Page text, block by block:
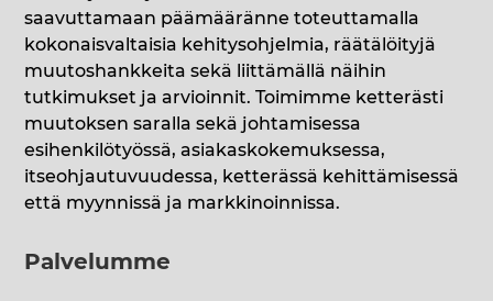
saavuttamaan päämääränne toteuttamalla
kokonaisvaltaisia kehitysohjelmia, räätälöityjä
muutoshankkeita sekä liittämällä näihin
tutkimukset ja arvioinnit. Toimimme ketterästi
muutoksen saralla sekä johtamisessa
esihenkilötyössä, asiakaskokemuksessa,
itseohjautuvuudessa, ketterässä kehittämisessä
että myynnissä ja markkinoinnissa.
Palvelumme